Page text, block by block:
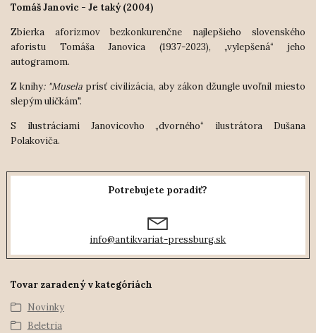
Tomáš Janovic - Je taký (2004)
Zbierka aforizmov bezkonkurenčne najlepšieho slovenského
aforistu Tomáša Janovica (1937-2023), „vylepšená“ jeho
autogramom.
Z knihy: "Musela prísť civilizácia, aby zákon džungle uvoľnil miesto
slepým uličkám".
S ilustráciami Janovicovho „dvorného“ ilustrátora Dušana
Polakoviča.
Potrebujete poradiť?
info@antikvariat-pressburg.sk
Tovar zaradený v kategóriách
Novinky
Beletria